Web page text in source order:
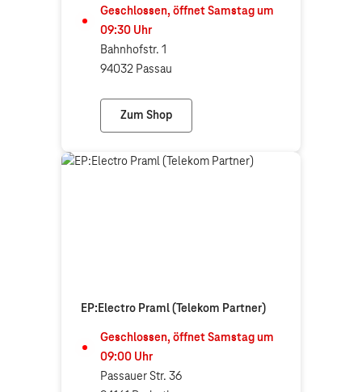
Geschlossen, öffnetSamstag um
09:30 Uhr
Bahnhofstr. 1
94032 Passau
Zum Shop
Telekom Shop Passau Haidenhof-Nord
EP:Electro Praml (Telekom Partner)
Geschlossen, öffnetSamstag um
09:00 Uhr
Passauer Str. 36